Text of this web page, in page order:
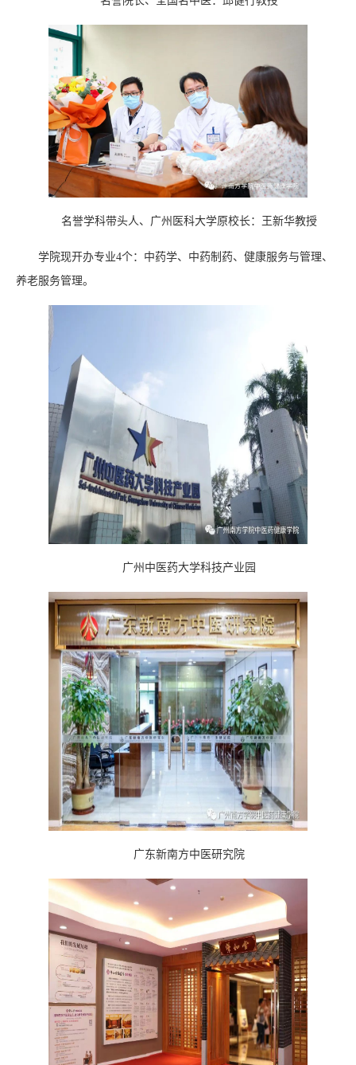
名誉学科带头人、广州医科大学原校长：王新华教授
学院现开办专业4个：中药学、中药制药、健康服务与管理、
养老服务管理。
广州中医药大学科技产业园
广东新南方中医研究院